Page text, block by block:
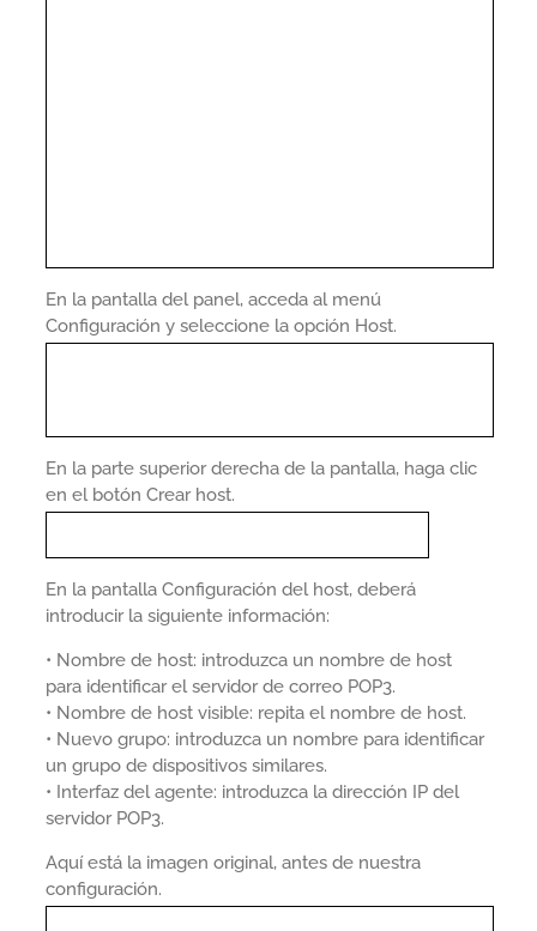
En la pantalla del panel, acceda al menú
Configuración y seleccione la opción Host.
En la parte superior derecha de la pantalla, haga clic
en el botón Crear host.
En la pantalla Configuración del host, deberá
introducir la siguiente información:
• Nombre de host: introduzca un nombre de host
para identificar el servidor de correo POP3.
• Nombre de host visible: repita el nombre de host.
• Nuevo grupo: introduzca un nombre para identificar
un grupo de dispositivos similares.
• Interfaz del agente: introduzca la dirección IP del
servidor POP3.
Aquí está la imagen original, antes de nuestra
configuración.